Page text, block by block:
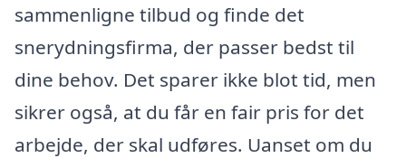
sammenligne tilbud og finde det
snerydningsfirma, der passer bedst til
dine behov. Det sparer ikke blot tid, men
sikrer også, at du får en fair pris for det
arbejde, der skal udføres. Uanset om du